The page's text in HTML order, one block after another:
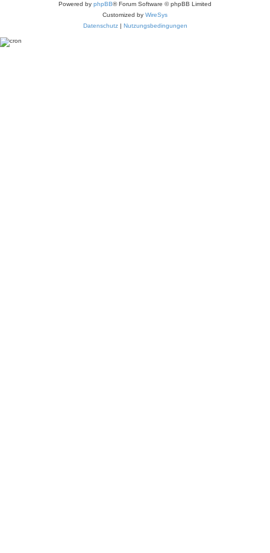
Powered by phpBB® Forum Software © phpBB Limited
Customized by WireSys
Datenschutz| Nutzungsbedingungen